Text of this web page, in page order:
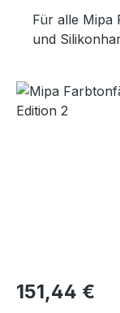
Für alle Mipa
und
Bildergalerie
Regulärer Preis:
151,44 €